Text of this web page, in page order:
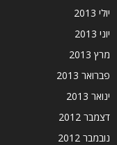
יולי 2013
יוני 2013
מרץ 2013
פברואר 2013
ינואר 2013
דצמבר 2012
נובמבר 2012